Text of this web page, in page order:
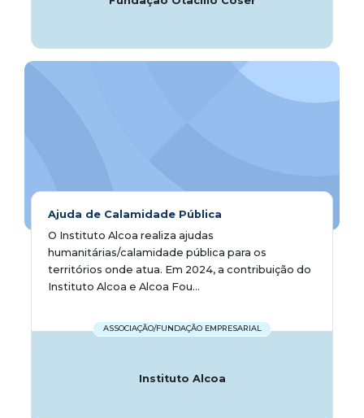
Ajuda de Calamidade Pública
O Instituto Alcoa realiza ajudas
humanitárias/calamidade pública para os
territórios onde atua. Em 2024, a contribuição do
Instituto Alcoa e Alcoa Fou...
ASSOCIAÇÃO/FUNDAÇÃO EMPRESARIAL
Instituto Alcoa